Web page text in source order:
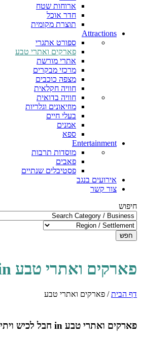
ארוחות שטח
חדר אוכל
תוצרת מקומית
Attractions
ספורט אתגרי
פארקים ואתרי טבע
אתרי מורשת
מרכזי מבקרים
מצפה כוכבים
חוויה חקלאית
חוויה בדואית
מוזיאונים וגלריות
בעלי חיים
אמנים
ספא
Entertainment
מוסדות תרבות
פאבים
פסטיבלים שנתיים
אירועים בנגב
צור קשר
חיפוש
חפש
פארקים ואתרי טבע in חבל לכיש ויתיר
דף הבית/ פארקים ואתרי טבע
פארקים ואתרי טבע in חבל לכיש ויתיר